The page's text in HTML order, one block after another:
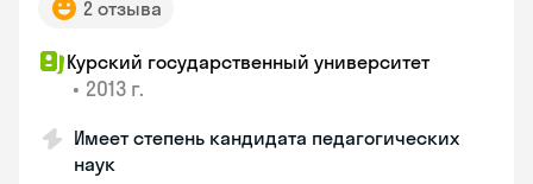
2 отзыва
Курский государственный университет
• 2013 г.
Имеет степень кандидата педагогических
наук